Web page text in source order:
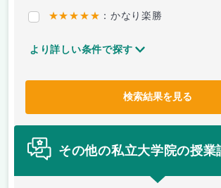
★★★★★ ：かなり楽勝
より詳しい条件で探す
検索結果を見る
その他の私立大学院の授業